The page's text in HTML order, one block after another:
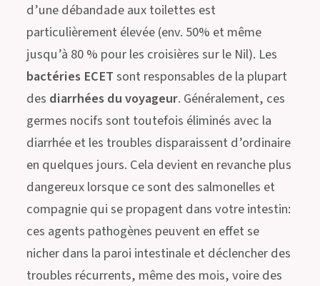
d’une débandade aux toilettes est
particulièrement élevée (env. 50% et même
jusqu’à 80 % pour les croisières sur le Nil). Les
bactéries ECETsont responsables de la plupart
des diarrhées du voyageur. Généralement, ces
germes nocifs sont toutefois éliminés avec la
diarrhée et les troubles disparaissent d’ordinaire
en quelques jours. Cela devient en revanche plus
dangereux lorsque ce sont des salmonelles et
compagnie qui se propagent dans votre intestin:
ces agents pathogènes peuvent en effet se
nicher dans la paroi intestinale et déclencher des
troubles récurrents, même des mois, voire des